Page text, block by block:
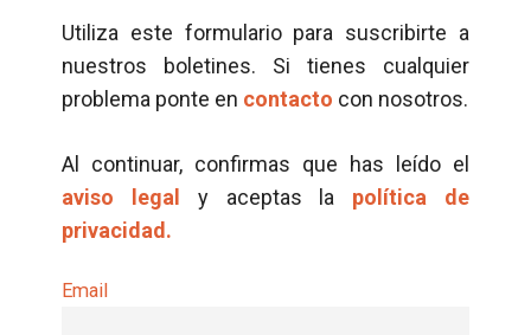
Utiliza este formulario para suscribirte a
nuestros boletines. Si tienes cualquier
problema ponte en contacto con nosotros.
Al continuar, confirmas que has leído el
aviso legal
y aceptas la política de
privacidad.
Email